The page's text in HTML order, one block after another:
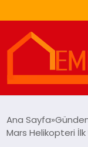
EKONOMI
Ana Sayfa
Mars Helikopteri